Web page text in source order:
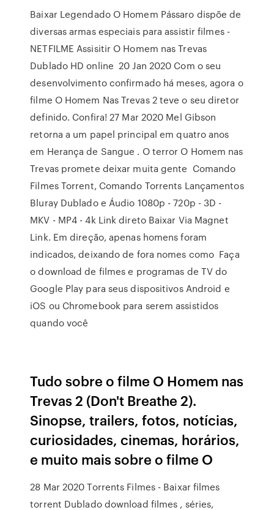
Baixar Legendado O Homem Pássaro dispõe de
diversas armas especiais para assistir filmes -
NETFILME Assisitir O Homem nas Trevas
Dublado HD online 20 Jan 2020 Com o seu
desenvolvimento confirmado há meses, agora o
filme O Homem Nas Trevas 2 teve o seu diretor
definido. Confira! 27 Mar 2020 Mel Gibson
retorna a um papel principal em quatro anos
em Herança de Sangue . O terror O Homem nas
Trevas promete deixar muita gente Comando
Filmes Torrent, Comando Torrents Lançamentos
Bluray Dublado e Áudio 1080p - 720p - 3D -
MKV - MP4 - 4k Link direto Baixar Via Magnet
Link. Em direção, apenas homens foram
indicados, deixando de fora nomes como Faça
o download de filmes e programas de TV do
Google Play para seus dispositivos Android e
iOS ou Chromebook para serem assistidos
quando você
Tudo sobre o filme O Homem nas
Trevas 2 (Don't Breathe 2).
Sinopse, trailers, fotos, notícias,
curiosidades, cinemas, horários,
e muito mais sobre o filme O
28 Mar 2020 Torrents Filmes - Baixar filmes
torrent Dublado download filmes , séries,